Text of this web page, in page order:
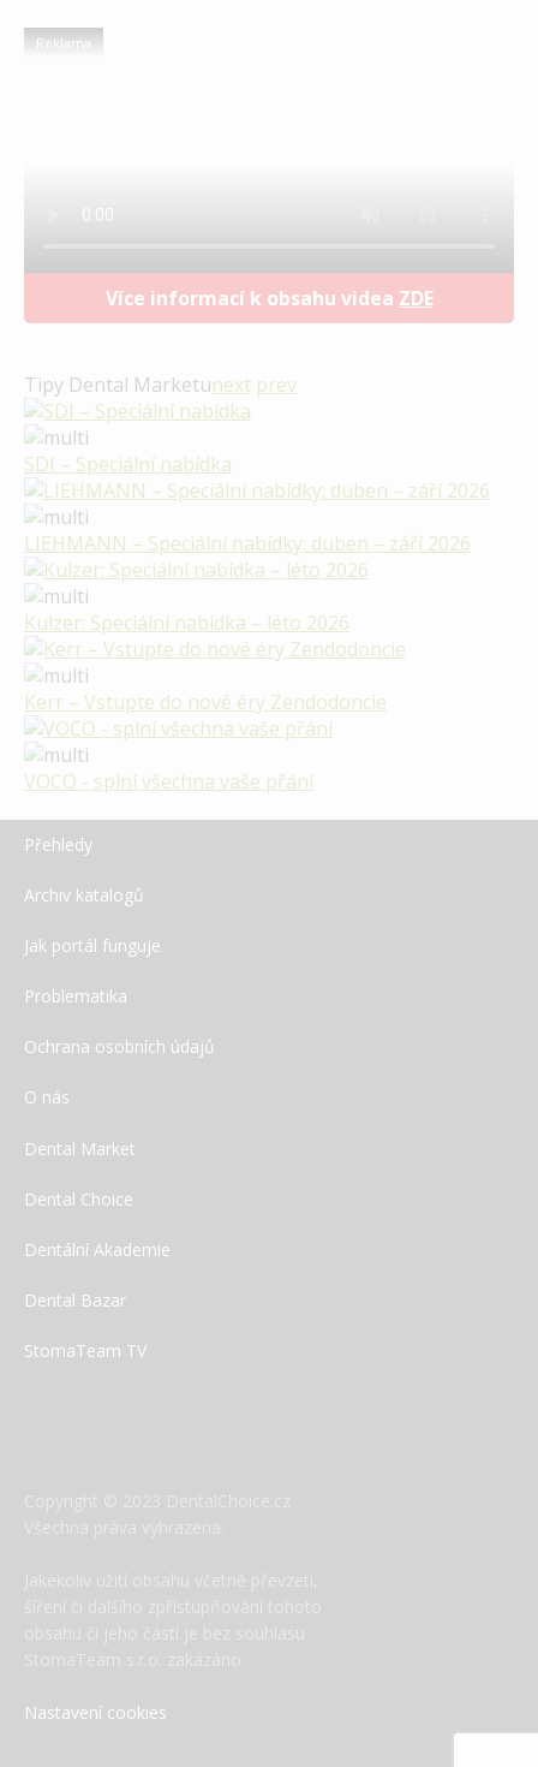
Více informací k obsahu videa ZDE
Reklama
Tipy Dental Marketunext prev
SDI – Speciální nabídka
LIEHMANN – Speciální nabídky: duben – září 2026
Kulzer: Speciální nabídka – léto 2026
Kerr – Vstupte do nové éry Zendodoncie
VOCO - splní všechna vaše přání
Přehledy
Archiv katalogů
Jak portál funguje
Problematika
Ochrana osobních údajů
O nás
Dental Market
Dental Choice
Dentální Akademie
Dental Bazar
StomaTeam TV
Nastavení cookies